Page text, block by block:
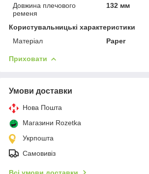
Довжина плечового
ременя
132 мм
Користувальницькі характеристики
Матеріал
Paper
Приховати
Умови доставки
Нова Пошта
Магазини Rozetka
Укрпошта
Самовивіз
Всі умови доставки